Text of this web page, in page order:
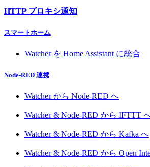
HTTP プロキシ通知
スマートホーム
Watcher を Home Assistant に統合
Node-RED 連携
Watcher から Node-RED へ
Watcher & Node-RED から IFTTT
Watcher & Node-RED から Kafka へ
Watcher & Node-RED から Open